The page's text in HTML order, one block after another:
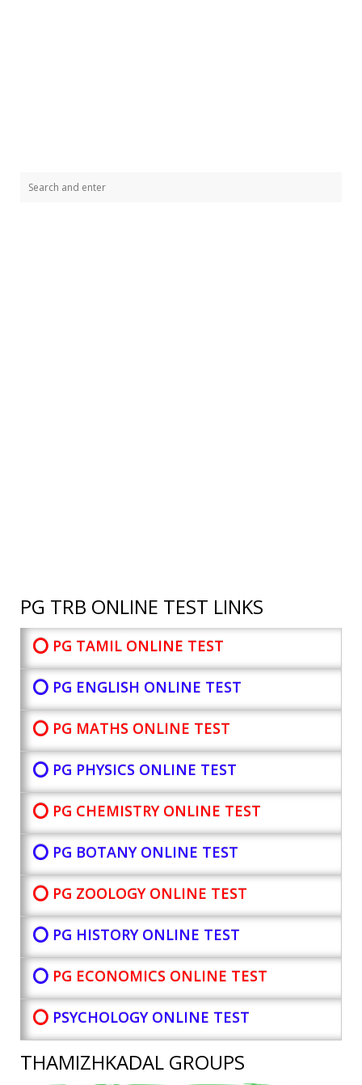
PG TRB ONLINE TEST LINKS
⭕ PG TAMIL ONLINE TEST
⭕ PG ENGLISH ONLINE TEST
⭕ PG MATHS ONLINE TEST
⭕ PG PHYSICS ONLINE TEST
⭕ PG CHEMISTRY ONLINE TEST
⭕ PG BOTANYONLINE TEST
⭕ PG ZOOLOGY ONLINE TEST
⭕ PG HISTORY ONLINE TEST
⭕ PG ECONOMICS ONLINE TEST
⭕ PSYCHOLOGY ONLINE TEST
THAMIZHKADAL GROUPS